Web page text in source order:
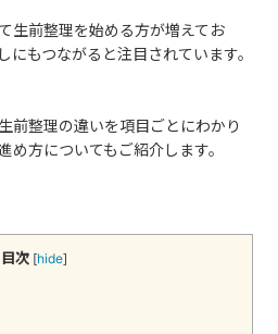
生前整理を始める方が増えてお
にもつながると注目されています。
前整理の違いを項目ごとにわかり
め方についてもご紹介します。
目次 [hide]